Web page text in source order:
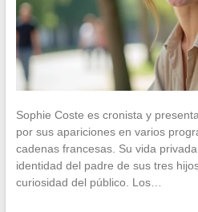
Sophie Coste es cronista y
por sus apariciones en varios
cadenas francesas. Su vida
identidad del padre de sus tres
curiosidad del público. Los…